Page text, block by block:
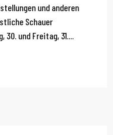
und anderen
Schauer
30. und Freitag, 31....